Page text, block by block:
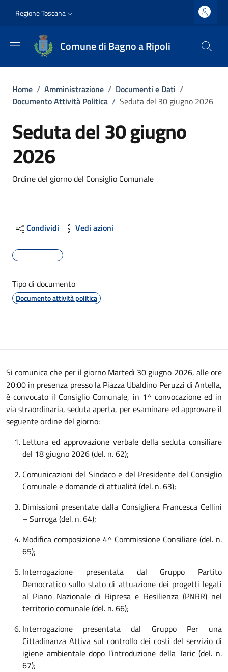
Slim top
Regione Toscana
Comune di Bagno a Ripoli
Briciole di pane
Home / Amministrazione / Documenti e Dati /
Documento Attività Politica / Seduta del 30 giugno 2026
Seduta del 30 giugno
2026
Dettagli
Ordine del giorno del Consiglio Comunale
Condividi Vedi azioni
Tipo di documento
Documento attività politica
Descrizione
Si comunica che per il giorno Martedì 30 giugno 2026, alle ore
20:00 in presenza presso la Piazza Ubaldino Peruzzi di Antella,
è convocato il Consiglio Comunale, in 1^ convocazione ed in
via straordinaria, seduta aperta, per esaminare ed approvare il
seguente ordine del giorno:
Lettura ed approvazione verbale della seduta consiliare
del 18 giugno 2026 (del. n. 62);
Comunicazioni del Sindaco e del Presidente del Consiglio
Comunale e domande di attualità (del. n. 63);
Dimissioni presentate dalla Consigliera Francesca Cellini
– Surroga (del. n. 64);
Modifica composizione 4^ Commissione Consiliare (del. n.
65);
Interrogazione presentata dal Gruppo Partito
Democratico sullo stato di attuazione dei progetti legati
al Piano Nazionale di Ripresa e Resilienza (PNRR) nel
territorio comunale (del. n. 66);
Interrogazione presentata dal Gruppo Per una
Cittadinanza Attiva sul controllo dei costi del servizio di
igiene ambientale dopo l’introduzione della Taric (del. n.
67);